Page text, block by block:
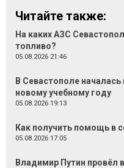
Читайте также:
На каких АЗС
топливо?
05.08.2026 21:46
В Севастополе
новому учебному году
05.08.2026 19:13
Как получить помощь в
05.08.2026 17:05
Владимир Путин провёл